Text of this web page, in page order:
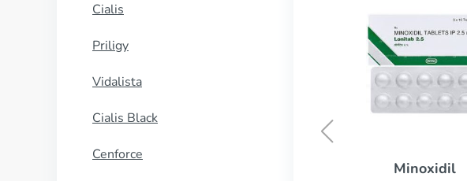
Cialis
Priligy
Vidalista
Cialis Black
Cenforce
Lasix